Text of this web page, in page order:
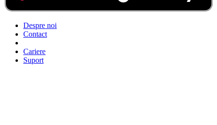
Despre noi
Contact
Cariere
Suport